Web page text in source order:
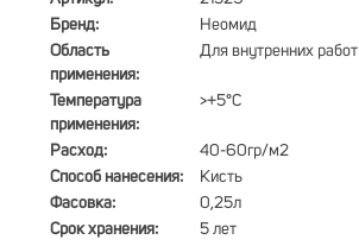
Бренд:
Неомид
Область
применения:
Для внутренних работ
Температура
применения:
>+5°C
Расход:
40-60гр/м2
Способ нанесения:
Кисть
Фасовка:
0,25л
Срок хранения:
5 лет